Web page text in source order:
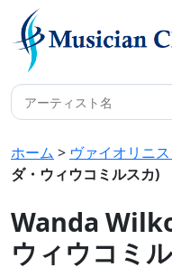
ホーム > ヴァイオリニス
ダ・ウィウコミルスカ)
Wanda
ウィウコミ